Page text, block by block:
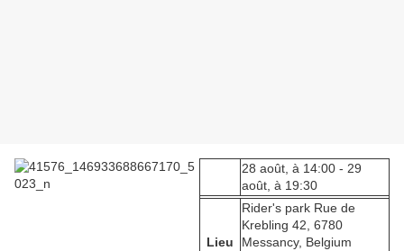
28 août, à 14:00 - 29
août, à 19:30
Lieu
Rider's park Rue de
Krebling 42, 6780
Messancy, Belgium